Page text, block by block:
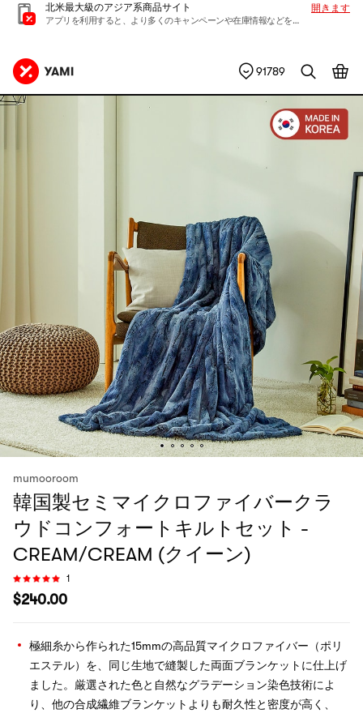
北米最大級のアジア系商品サイト
アプリを利用すると、より多くのキャンペーンや在庫情報などを入手できます
開きます
91789
mumooroom
韓国製セミマイクロファイバークラ
ウドコンフォートキルトセット -
CREAM/CREAM (クイーン)
1
$240.00
極細糸から作られた15mmの高品質マイクロファイバー（ポリ
エステル）を、同じ生地で縫製した両面ブランケットに仕上げ
ました。厳選された色と自然なグラデーション染色技術によ
り、他の合成繊維ブランケットよりも耐久性と密度が高く、